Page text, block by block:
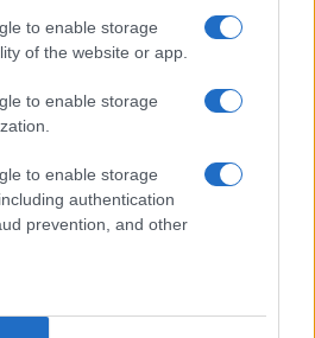
to enable storage
of the website or app.
to enable storage
to enable storage
authentication
prevention, and other